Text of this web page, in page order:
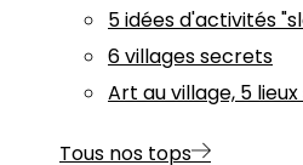
5 idées d'activités
6 villages secrets
Art au village, 5
Tous nos tops